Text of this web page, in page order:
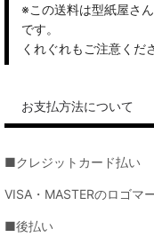
※この送料は型紙屋さ
です。
くれぐれもご注意くだ
お支払方法について
■クレジットカード払い
VISA・MASTERのロゴマ
■後払い